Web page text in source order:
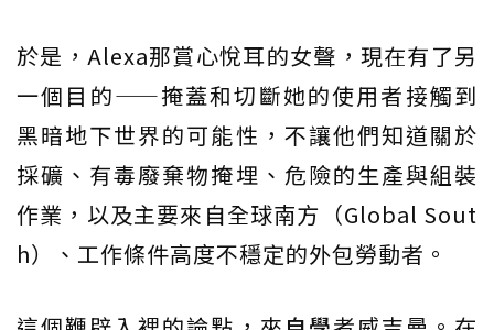
於是，Alexa那賞心悅耳的女聲，現在有了另
一個目的——掩蓋和切斷她的使用者接觸到
黑暗地下世界的可能性，不讓他們知道關於
採礦、有毒廢棄物掩埋、危險的生產與組裝
作業，以及主要來自全球南方（Global Sout
h）、工作條件高度不穩定的外包勞動者。